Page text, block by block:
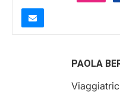
PAOLA